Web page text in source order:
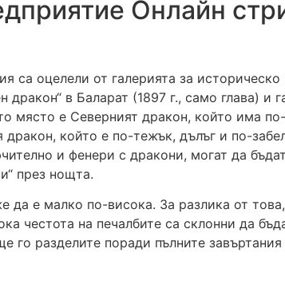
Онлайн
са оцелели от галерията за историческо
в Баларат (1897 г., само глава) и
място е Северният дракон, който има
който е по-тежък, дълъг и по-
и фенери с дракони, могат да
през нощта.
е малко по-висока. За разлика от
честота на печалбите са склонни да
го разделите поради пълните